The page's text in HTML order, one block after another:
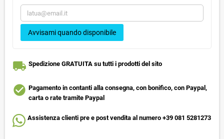
Avvisami quando disponibile
local_shipping Spedizione GRATUITA su tutti i prodotti del sito
check_circle Pagamento in contanti alla consegna, con bonifico, con Paypal,
carta o rate tramite Paypal
Assistenza clienti pre e post vendita al numero +39 081 5281273